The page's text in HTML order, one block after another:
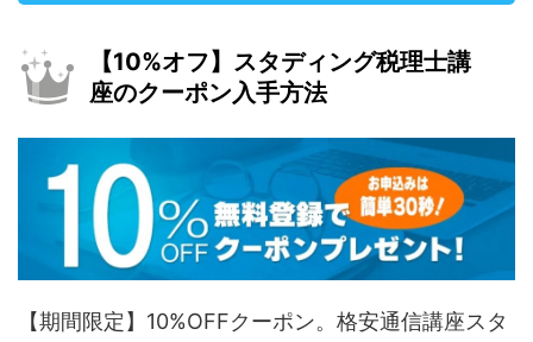
【10%オフ】スタディング税理士講
座のクーポン入手方法
【期間限定】10%OFFクーポン。格安通信講座スタ